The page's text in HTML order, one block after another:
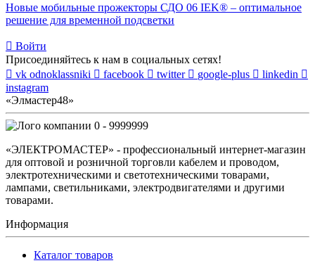
Новые мобильные прожекторы СДО 06 IEK® – оптимальное
решение для временной подсветки
Войти
Присоединяйтесь к нам в социальных сетях!
vk odnoklassniki facebook twitter google-plus
linkedin
instagram
«Элмастер48»
0 - 9999999
«ЭЛЕКТРОМАСТЕР» - профессиональный интернет-магазин
для оптовой и розничной торговли кабелем и проводом,
электротехническими и светотехническими товарами,
лампами, светильниками, электродвигателями и другими
товарами.
Информация
Каталог товаров